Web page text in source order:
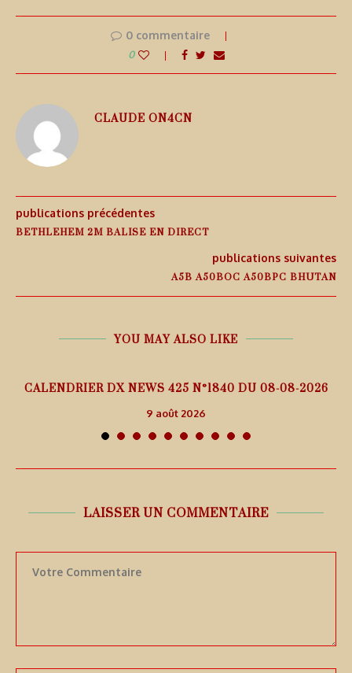
0 commentaire
0
CLAUDE ON4CN
publications précédentes
BETHLEHEM 2M BALISE EN DIRECT
publications suivantes
A5B A50BOC A50BPC BHUTAN
YOU MAY ALSO LIKE
CALENDRIER DX NEWS 425 N°1840 DU 08-08-2026
9 août 2026
LAISSER UN COMMENTAIRE